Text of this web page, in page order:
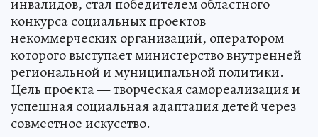
конкурса социальных проектов
некоммерческих организаций, оператором
которого выступает министерство внутренней
региональной и муниципальной политики.
Цель проекта — творческая самореализация и
успешная социальная адаптация детей через
совместное искусство.